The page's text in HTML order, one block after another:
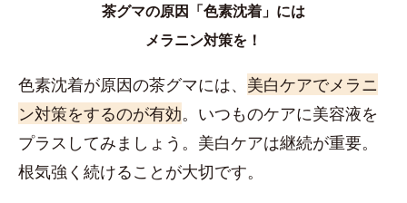
茶グマの原因「色素沈着」には
メラニン対策を！
色素沈着が原因の茶グマには、 美白ケアでメラニ
ン対策をするのが有効。いつものケアに美容液を
プラスしてみましょう。美白ケアは継続が重要。
根気強く続けることが大切です。